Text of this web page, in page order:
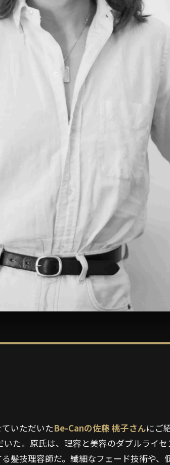
いただいたBe-Canの佐藤 桃子さんにご
た。原氏は、理容と美容のダブルライ
髪技理容師だ。繊細なフェード技術や、